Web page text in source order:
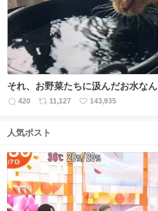
数
それ、お野菜たちに汲んだお水な
返
数
420
リ
ス
数
11,127
い
143,935
人気ポスト